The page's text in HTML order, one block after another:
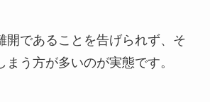
開であることを告げられず、そ
う方が多いのが実態です。